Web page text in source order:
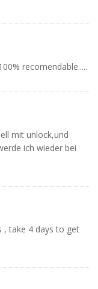
recomendable.....
mit unlock,und
ich wieder bei
, take 4 days to get